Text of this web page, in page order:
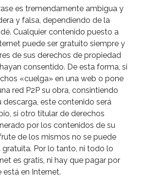
es tremendamente ambigua y
y falsa, dependiendo de la
Cualquier contenido puesto a
puede ser gratuito siempre y
de sus derechos de propiedad
consentido. De esta forma, si
«cuelga» en una web o pone
red P2P su obra, consintiendo
descarga, este contenido será
si otro titular de derechos
por los contenidos de su
de los mismos no se puede
Por lo tanto, ni todo lo
es gratis, ni hay que pagar por
en Internet.